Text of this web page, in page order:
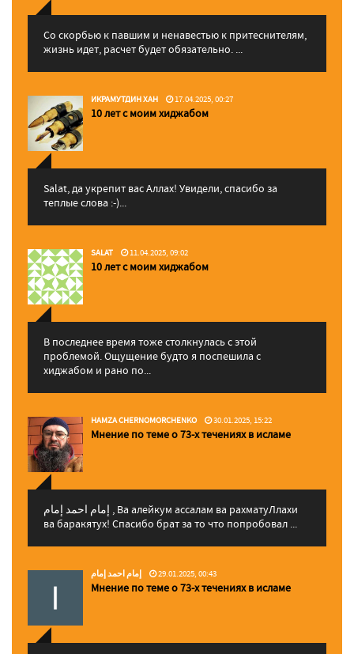
Со скорбью к павшим и ненавестью к притеснителям,
жизнь идет, расчет будет обязательно. ...
ИКРАМУТДИН ХАН 17.04.2025, 00:27
10 лет с моим хиджабом
Salat, да укрепит вас Аллаx! Увидели, спасибо за
теплые слова :-)...
SALAT 11.04.2025, 09:02
10 лет с моим хиджабом
В последнее время тоже столкнулась с этой
проблемой. Ощущение будто я поспешила с
хиджабом и рано по...
HAMZA CHERNOMORCHENKO 30.01.2025, 15:22
Мнение по теме о 73-х течениях в исламе
إمام احمد إمام , Ва алейкум ассалам ва рахматуЛлахи
ва баракятух! Спасибо брат за то что попробовал ...
إمام احمد إمام 29.01.2025, 00:43
Мнение по теме о 73-х течениях в исламе